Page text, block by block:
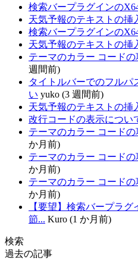
検索バープラグインの
天気予報のテキストの挿
検索バープラグインの
天気予報のテキストの挿
テーマのカラー コード
週間前)
タイトルバーでのフルパ
い yuko (3 週間前)
天気予報のテキストの挿
改行コードの表示につい
テーマのカラー コード
か月前)
テーマのカラー コード
か月前)
テーマのカラー コード
か月前)
【要望】検索バープラ
節... Kuro (1 か月前)
検索
過去の記事